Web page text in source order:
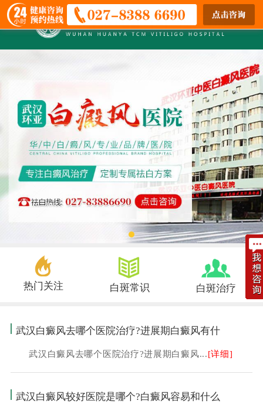
热门关注 白斑常识 白斑治疗
武汉白癜风去哪个医院治疗?进展期白癜风有什
武汉白癜风去哪个医院治疗?进展期白癜风...[详细]
武汉白癜风较好医院是哪个?白癜风容易和什么